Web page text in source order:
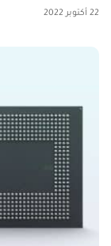
22 أكتوبر 2022